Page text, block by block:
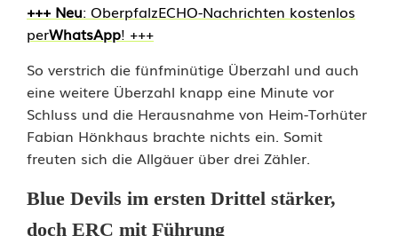
r
d
e
n
1
.
E
+++ Neu: OberpfalzECHO-Nachrichten kostenlos
perWhatsApp! +++
So verstrich die fünfminütige Überzahl und auch
eine weitere Überzahl knapp eine Minute vor
Schluss und die Herausnahme von Heim-Torhüter
Fabian Hönkhaus brachte nichts ein. Somit
freuten sich die Allgäuer über drei Zähler.
Blue Devils im ersten Drittel stärker,
doch ERC mit Führung